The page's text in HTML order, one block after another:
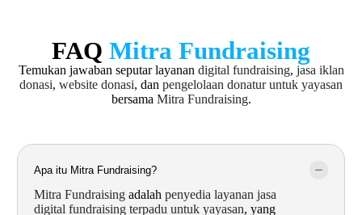
FAQ Mitra Fundraising
Temukan jawaban seputar layanan digital fundraising, jasa iklan
donasi, website donasi, dan pengelolaan donatur untuk yayasan
bersama Mitra Fundraising.
Apa itu Mitra Fundraising?
Mitra Fundraising adalahpenyedia layanan jasa
digital fundraising terpadu untuk yayasan, yang